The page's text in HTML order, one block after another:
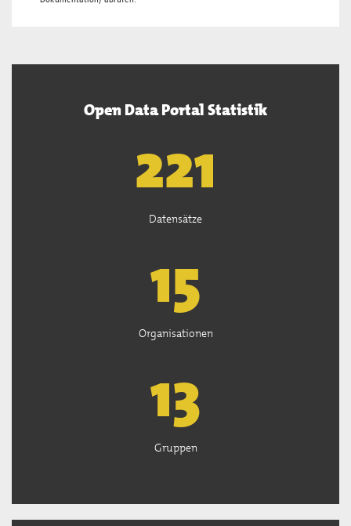
Open Data Portal Statistik
222
Datensätze
15
Organisationen
13
Gruppen